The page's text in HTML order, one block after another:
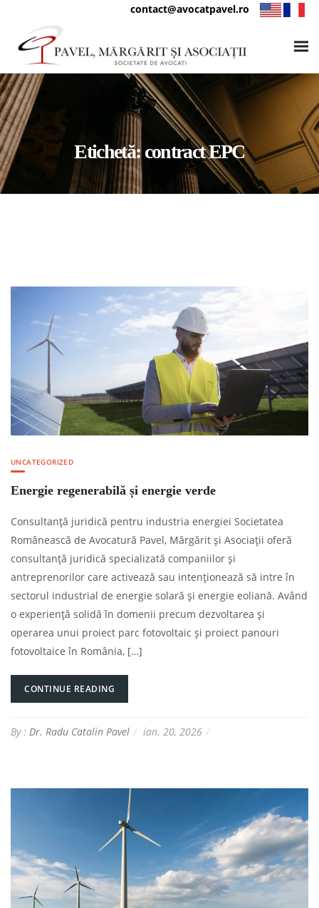
contact@avocatpavel.ro
Etichetă:contract EPC
UNCATEGORIZED
Energie regenerabilă și energie verde
Consultanță juridică pentru industria energiei Societatea
Românească de Avocatură Pavel, Mărgărit și Asociații oferă
consultanță juridică specializată companiilor și
antreprenorilor care activează sau intenționează să intre în
sectorul industrial de energie solară și energie eoliană. Având
o experiență solidă în domenii precum dezvoltarea și
operarea unui proiect parc fotovoltaic și proiect panouri
fotovoltaice în România, […]
CONTINUE READING
By : Dr. Radu Catalin Pavel ian. 20, 2026